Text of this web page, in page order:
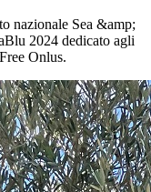
nazionale Sea &amp;
2024 dedicato agli
Onlus.